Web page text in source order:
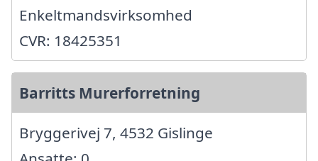
Enkeltmandsvirksomhed
CVR: 18425351
Barritts Murerforretning
Bryggerivej 7, 4532 Gislinge